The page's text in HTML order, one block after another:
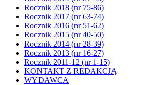
Rocznik 2018 (nr 75-86)
Rocznik 2017 (nr 63-74)
Rocznik 2016 (nr 51-62)
Rocznik 2015 (nr 40-50)
Rocznik 2014 (nr 28-39)
Rocznik 2013 (nr 16-27)
Rocznik 2011-12 (nr 1-15)
KONTAKT Z REDAKCJĄ
WYDAWCA